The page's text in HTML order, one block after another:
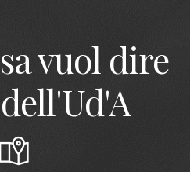
vuol dire